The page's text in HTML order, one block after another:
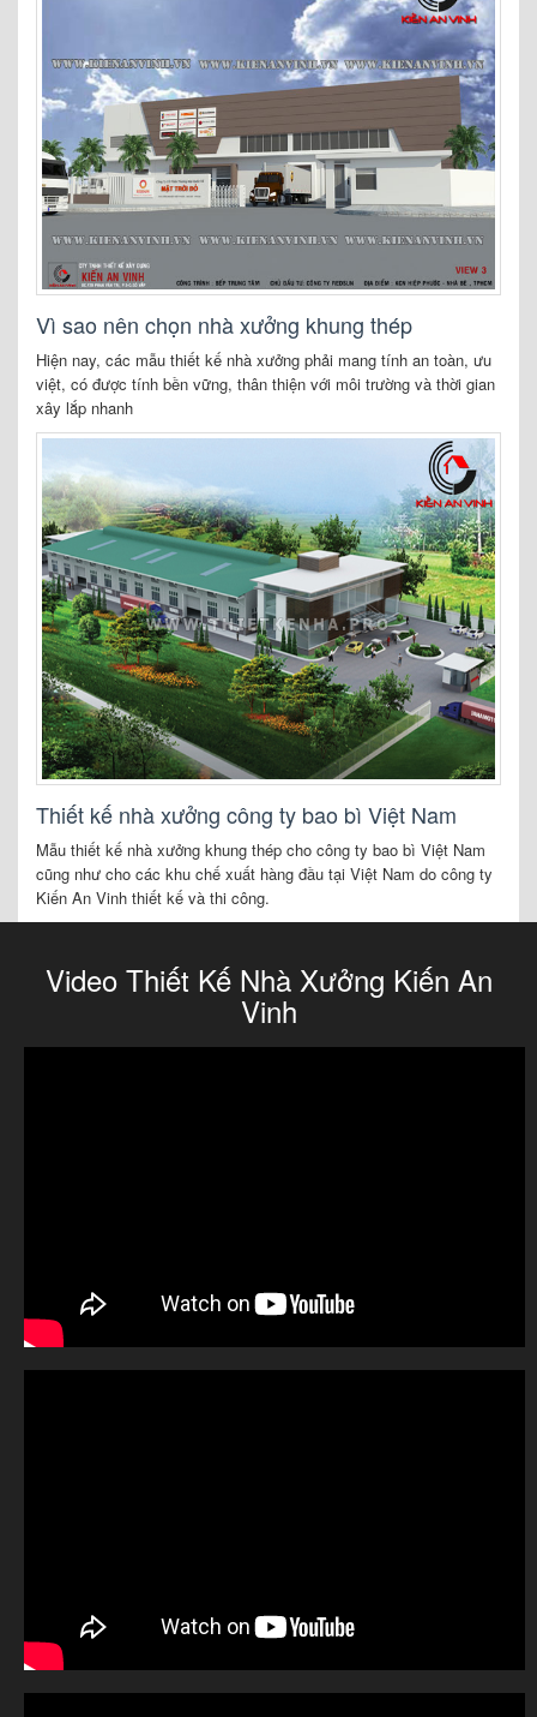
Vì sao nên chọn nhà xưởng khung thép
Hiện nay, các mẫu thiết kế nhà xưởng phải mang tính an toàn, ưu
việt, có được tính bền vững, thân thiện với môi trường và thời gian
xây lắp nhanh
Thiết kế nhà xưởng công ty bao bì Việt Nam
Mẫu thiết kế nhà xưởng khung thép cho công ty bao bì Việt Nam
cũng như cho các khu chế xuất hàng đầu tại Việt Nam do công ty
Kiến An Vinh thiết kế và thi công.
Video Thiết Kế Nhà Xưởng Kiến An
Vinh